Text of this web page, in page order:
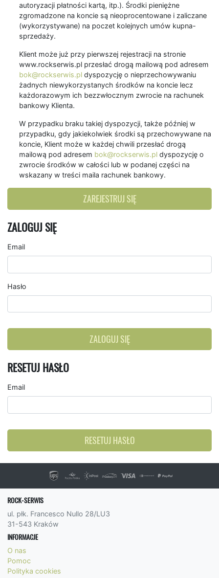
autoryzacji płatności kartą, itp.). Środki pieniężne
zgromadzone na koncie są nieoprocentowane i zaliczane
(wykorzystywane) na poczet kolejnych umów kupna-
sprzedaży.
Klient może już przy pierwszej rejestracji na stronie
www.rockserwis.pl przesłać drogą mailową pod adresem
bok@rockserwis.pl dyspozycję o nieprzechowywaniu
żadnych niewykorzystanych środków na koncie lecz
każdorazowym ich bezzwłocznym zwrocie na rachunek
bankowy Klienta.
W przypadku braku takiej dyspozycji, także później w
przypadku, gdy jakiekolwiek środki są przechowywane na
koncie, Klient może w każdej chwili przesłać drogą
mailową pod adresem bok@rockserwis.pl dyspozycję o
zwrocie środków w całości lub w podanej części na
wskazany w treści maila rachunek bankowy.
ZAREJESTRUJ SIĘ
ZALOGUJ SIĘ
Email
Hasło
ZALOGUJ SIĘ
RESETUJ HASŁO
Email
RESETUJ HASŁO
ROCK-SERWIS
ul. płk. Francesco Nullo 28/LU3
31-543 Kraków
INFORMACJE
O nas
Pomoc
Polityka cookies